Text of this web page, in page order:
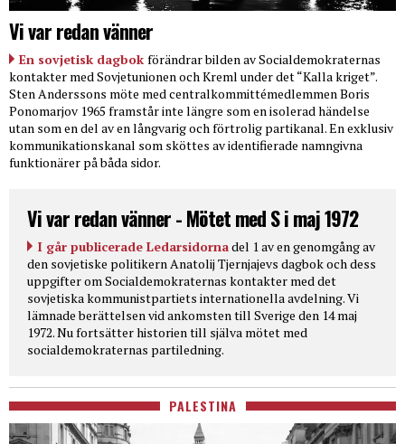
Vi var redan vänner
En sovjetisk dagbok förändrar bilden av Socialdemokraternas
kontakter med Sovjetunionen och Kreml under det “Kalla kriget”.
Sten Anderssons möte med centralkommittémedlemmen Boris
Ponomarjov 1965 framstår inte längre som en isolerad händelse
utan som en del av en långvarig och förtrolig partikanal. En exklusiv
kommunikationskanal som sköttes av identifierade namngivna
funktionärer på båda sidor.
Vi var redan vänner - Mötet med S i maj 1972
I går publicerade Ledarsidornadel 1 av en genomgång av
den sovjetiske politikern Anatolij Tjernjajevs dagbok och dess
uppgifter om Socialdemokraternas kontakter med det
sovjetiska kommunistpartiets internationella avdelning. Vi
lämnade berättelsen vid ankomsten till Sverige den 14 maj
1972. Nu fortsätter historien till själva mötet med
socialdemokraternas partiledning.
PALESTINA